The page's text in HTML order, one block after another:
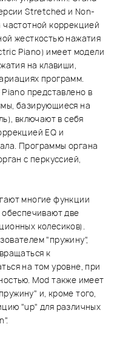
Stretched и Non-
коррекцией
жесткостью нажатия
Piano) имеет модели
на клавиши,
программ.
представлено в
базирующиеся на
включают в себя
EQ и
Программы органа
с перкуссией,
многие функции
обеспечивают две
колесиков).
"пружину",
к
на том уровне, при
Mod также имеет
и, кроме того,
"up" для различных